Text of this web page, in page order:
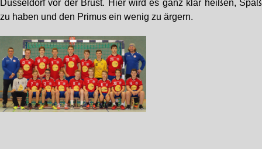
Düsseldorf vor der Brust. Hier wird es ganz klar heißen, Spaß
zu haben und den Primus ein wenig zu ärgern.